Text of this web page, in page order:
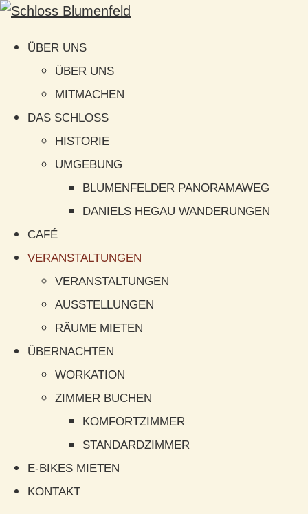
ÜBER UNS
ÜBER UNS
MITMACHEN
DAS SCHLOSS
HISTORIE
UMGEBUNG
BLUMENFELDER PANORAMAWEG
DANIELS HEGAU WANDERUNGEN
CAFÉ
VERANSTALTUNGEN
VERANSTALTUNGEN
AUSSTELLUNGEN
RÄUME MIETEN
ÜBERNACHTEN
WORKATION
ZIMMER BUCHEN
KOMFORTZIMMER
STANDARDZIMMER
E-BIKES MIETEN
KONTAKT